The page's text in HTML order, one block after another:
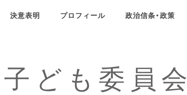
決意表明 プロフィール 政治信条・政策
ども委員会